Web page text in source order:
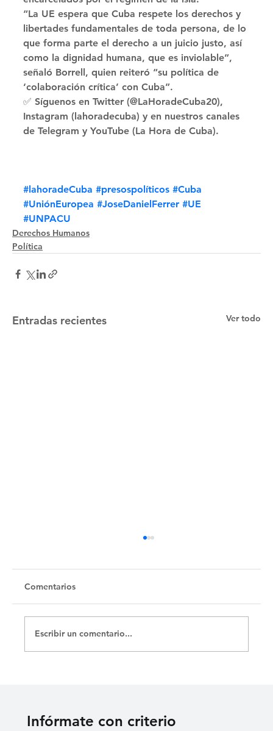
“La UE espera que Cuba respete los derechos y
libertades fundamentales de toda persona, de lo
que forma parte el derecho a un juicio justo, así
como la dignidad humana, que es inviolable”,
señaló Borrell, quien reiteró “su política de
‘colaboración crítica’ con Cuba”.
✅ Síguenos en Twitter (@LaHoradeCuba20),
Instagram (lahoradecuba) y en nuestros canales
de Telegram y YouTube (La Hora de Cuba).
#lahoradeCuba #presospolíticos #Cuba
#UniónEuropea #JoseDanielFerrer #UE
#UNPACU
Derechos Humanos
Política
Entradas recientes Ver todo
Untitled
Comentarios
Escribir un comentario...
Infórmate con criterio